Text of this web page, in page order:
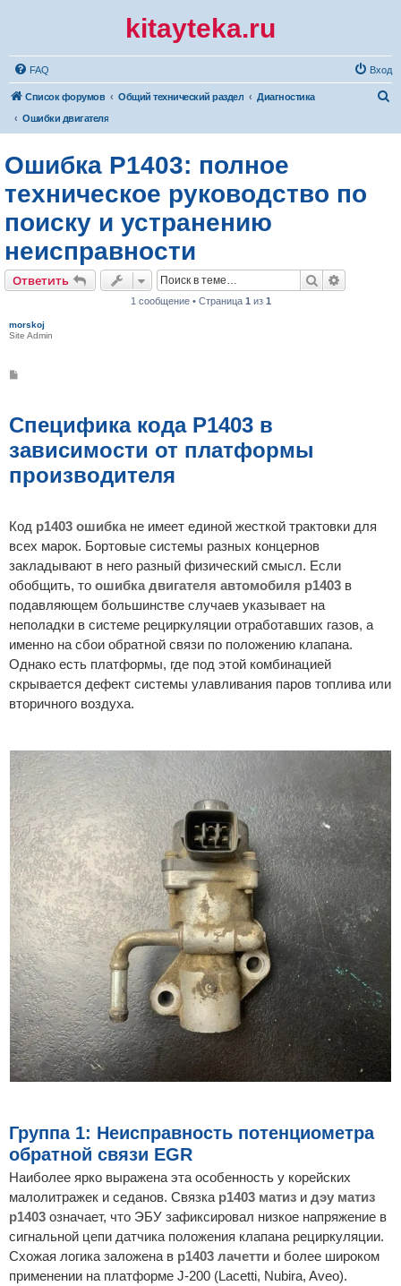
kitayteka.ru
FAQ Вход
Список форумов Общий технический раздел
Диагностика
Ошибки двигателя
Ошибка P1403: полное
техническое руководство по
поиску и устранению
неисправности
Ответить Поиск
1 сообщение • Страница 1 из 1
morskoj
Site Admin
щ
е
и
е
Специфика кода P1403 в
зависимости от платформы
производителя
Код p1403 ошибка не имеет единой жесткой трактовки для
всех марок. Бортовые системы разных концернов
закладывают в него разный физический смысл. Если
обобщить, то ошибка двигателя автомобиля p1403 в
подавляющем большинстве случаев указывает на
неполадки в системе рециркуляции отработавших газов, а
именно на сбои обратной связи по положению клапана.
Однако есть платформы, где под этой комбинацией
скрывается дефект системы улавливания паров топлива или
вторичного воздуха.
Группа 1: Неисправность потенциометра
обратной связи EGR
Наиболее ярко выражена эта особенность у корейских
малолитражек и седанов. Связка p1403 матиз и дэу матиз
p1403 означает, что ЭБУ зафиксировал низкое напряжение в
сигнальной цепи датчика положения клапана рециркуляции.
Схожая логика заложена в p1403 лачетти и более широком
применении на платформе J-200 (Lacetti, Nubira, Aveo).